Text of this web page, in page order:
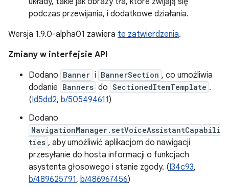
podczas przewijania, i dodatkowe działania.
Wersja 1.9.0-alpha01 zawiera te zatwierdzenia.
Zmiany w interfejsie API
Dodano Banner i BannerSection , co umożliwia
dodanie Banners do SectionedItemTemplate .
(Id5dd2, b/505494611)
Dodano
NavigationManager.setVoiceAssistantCapabili
ties , aby umożliwić aplikacjom do nawigacji
przesyłanie do hosta informacji o funkcjach
asystenta głosowego i stanie zgody. (I34c93,
b/489625791, b/486967456)